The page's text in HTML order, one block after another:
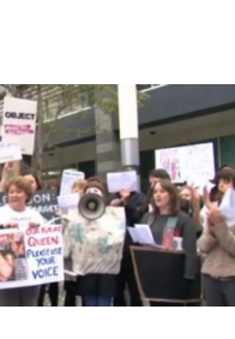
Mondiali calcio 2026